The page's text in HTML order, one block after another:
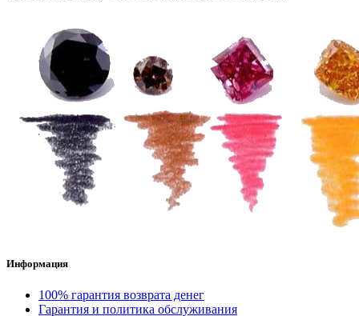
Информация
100% гарантия возврата денег
Гарантия и политика обслуживания